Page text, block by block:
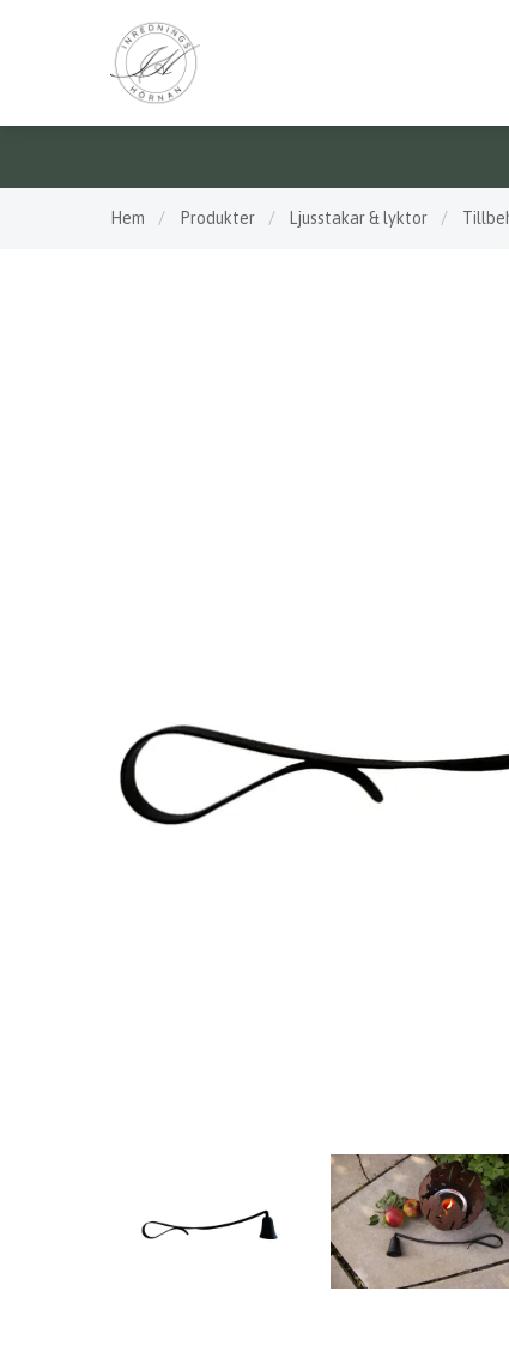
Hem / Produkter / Ljusstakar & lyktor /